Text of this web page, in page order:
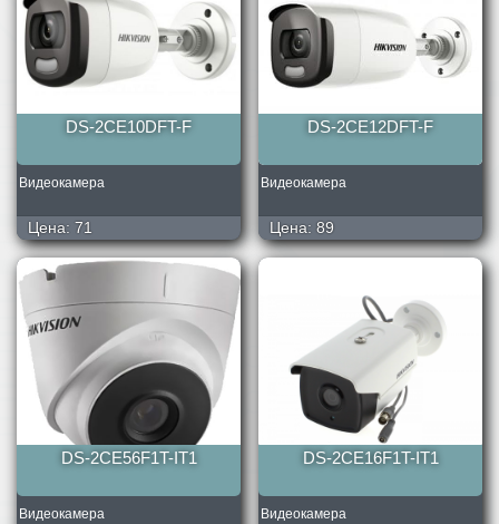
DS-2CE10DFT-F
Видеокамера
Цена: 71
DS-2CE12DFT-F
Видеокамера
Цена: 89
DS-2CE56F1T-IT1
Видеокамера
DS-2CE16F1T-IT1
Видеокамера